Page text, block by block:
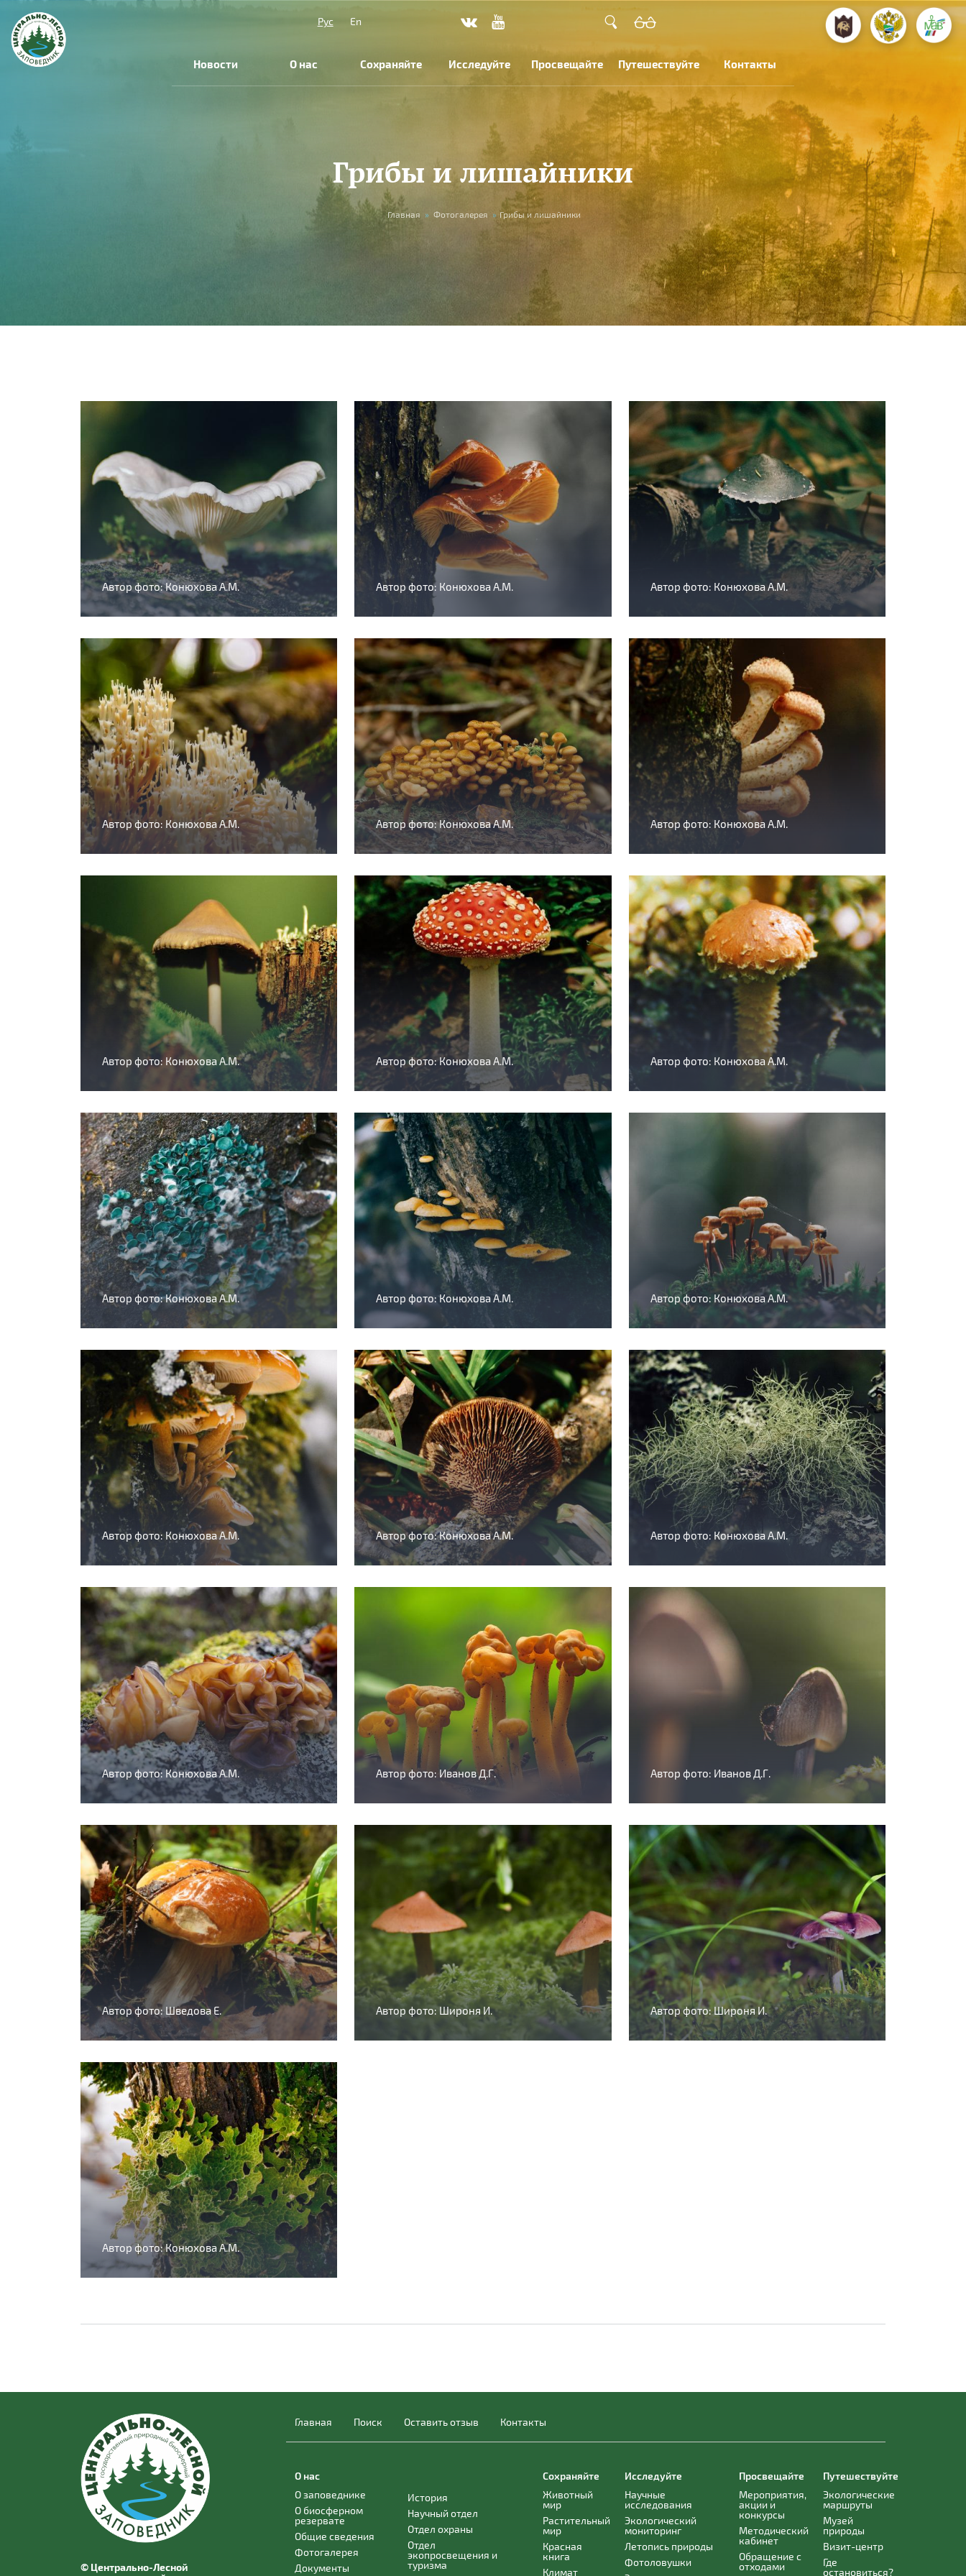
Рус
En
Новости О нас Сохраняйте Исследуйте Просвещайте Путешествуйте Контакты
Грибы и лишайники
Главная » Фотогалерея » Грибы и лишайники
Автор фото: Конюхова А.М. Автор фото: Конюхова А.М. Автор фото: Конюхова А.М.
Автор фото: Конюхова А.М. Автор фото: Конюхова А.М. Автор фото: Конюхова А.М.
Автор фото: Конюхова А.М. Автор фото: Конюхова А.М. Автор фото: Конюхова А.М.
Автор фото: Конюхова А.М. Автор фото: Конюхова А.М. Автор фото: Конюхова А.М.
Автор фото: Конюхова А.М. Автор фото: Конюхова А.М. Автор фото: Конюхова А.М.
Автор фото: Конюхова А.М. Автор фото: Иванов Д.Г. Автор фото: Иванов Д.Г.
Автор фото: Шведова Е. Автор фото: Широня И. Автор фото: Широня И.
Автор фото: Конюхова А.М.
© Центрально-Лесной
Главная Поиск Оставить отзыв Контакты
О нас
О заповеднике
О биосферном
резервате
Общие сведения
Фотогалерея
Документы
История
Научный отдел
Отдел охраны
Отдел
экопросвещения и
туризма
Сохраняйте
Животный
мир
Растительный
мир
Красная
книга
Климат
Исследуйте
Научные
исследования
Экологический
мониторинг
Летопись природы
Фотоловушки
Просвещайте
Мероприятия,
акции и
конкурсы
Методический
кабинет
Обращение с
отходами
Путешествуйте
Экологические
маршруты
Музей
природы
Визит-центр
Где
остановиться?